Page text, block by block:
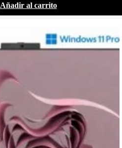
Añadir al carrito